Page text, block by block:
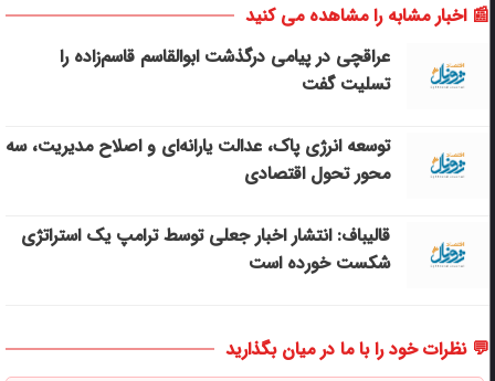
📰 اخبار مشابه را مشاهده می کنید
عراقچی در پیامی درگذشت ابوالقاسم قاسم‌زاده را
تسلیت گفت
توسعه انرژی پاک، عدالت یارانه‌ای و اصلاح مدیریت، سه
محور تحول اقتصادی
قالیباف: انتشار اخبار جعلی توسط ترامپ یک استراتژی
شکست خورده است
💬 نظرات خود را با ما در میان بگذارید